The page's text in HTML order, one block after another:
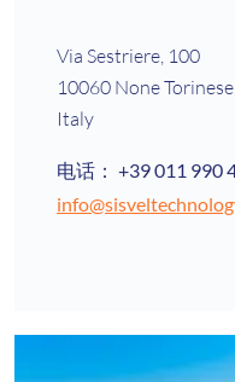
Via Sestriere, 100
10060 None
Italy
电话： +39 011 990